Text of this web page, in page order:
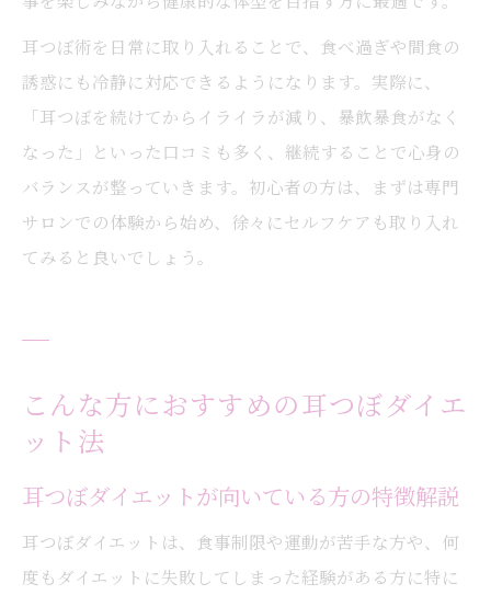
耳つぼ術を日常に取り入れることで、食べ過ぎや間食の
誘惑にも冷静に対応できるようになります。実際に、
「耳つぼを続けてからイライラが減り、暴飲暴食がなく
なった」といった口コミも多く、継続することで心身の
バランスが整っていきます。初心者の方は、まずは専門
サロンでの体験から始め、徐々にセルフケアも取り入れ
てみると良いでしょう。
こんな方におすすめの耳つぼダイエ
ット法
耳つぼダイエットが向いている方の特徴解説
耳つぼダイエットは、食事制限や運動が苦手な方や、何
度もダイエットに失敗してしまった経験がある方に特に